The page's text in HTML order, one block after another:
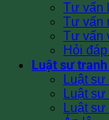
Tư vấn
Tư vấn
Tư vấn
Hỏi
Luật sư
Luật
Luật
Luật